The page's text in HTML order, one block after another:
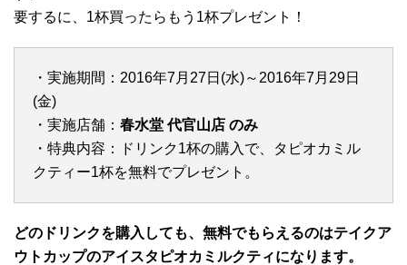
要するに、1杯買ったらもう1杯プレゼント！
・実施期間：2016年7月27日(水)～2016年7月29日
(金)
・実施店舗： 春水堂 代官山店 のみ
・特典内容：ドリンク1杯の購入で、タピオカミル
クティー1杯を無料でプレゼント。
どのドリンクを購入しても、無料でもらえるのはテイクア
ウトカップのアイスタピオカミルクティになります。